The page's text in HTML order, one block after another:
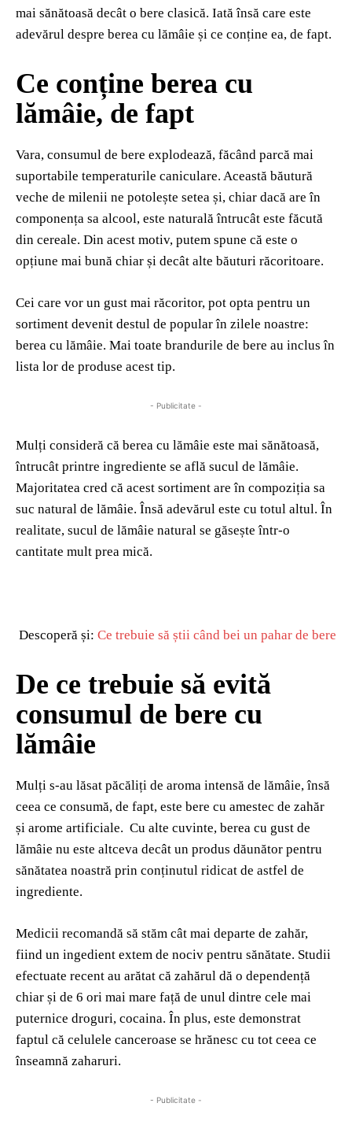
mai sănătoasă decât o bere clasică. Iată însă care este
adevărul despre berea cu lămâie și ce conține ea, de fapt.
Ce conține berea cu
lămâie, de fapt
Vara, consumul de bere explodează, făcând parcă mai
suportabile temperaturile caniculare. Această băutură
veche de milenii ne potolește setea și, chiar dacă are în
componența sa alcool, este naturală întrucât este făcută
din cereale. Din acest motiv, putem spune că este o
opțiune mai bună chiar și decât alte băuturi răcoritoare.
Cei care vor un gust mai răcoritor, pot opta pentru un
sortiment devenit destul de popular în zilele noastre:
berea cu lămâie. Mai toate brandurile de bere au inclus în
lista lor de produse acest tip.
- Publicitate -
Mulți consideră că berea cu lămâie este mai sănătoasă,
întrucât printre ingrediente se află sucul de lămâie.
Majoritatea cred că acest sortiment are în compoziția sa
suc natural de lămâie. Însă adevărul este cu totul altul. În
realitate, sucul de lămâie natural se găsește într-o
cantitate mult prea mică.
Descoperă și: Ce trebuie să știi când bei un pahar de bere
De ce trebuie să evită
consumul de bere cu
lămâie
Mulți s-au lăsat păcăliți de aroma intensă de lămâie, însă
ceea ce consumă, de fapt, este bere cu amestec de zahăr
și arome artificiale. Cu alte cuvinte, berea cu gust de
lămâie nu este altceva decât un produs dăunător pentru
sănătatea noastră prin conținutul ridicat de astfel de
ingrediente.
Medicii recomandă să stăm cât mai departe de zahăr,
fiind un ingedient extem de nociv pentru sănătate. Studii
efectuate recent au arătat că zahărul dă o dependență
chiar și de 6 ori mai mare față de unul dintre cele mai
puternice droguri, cocaina. În plus, este demonstrat
faptul că celulele canceroase se hrănesc cu tot ceea ce
înseamnă zaharuri.
- Publicitate -